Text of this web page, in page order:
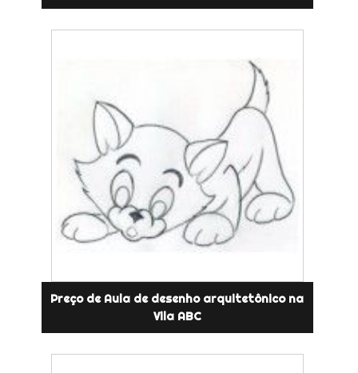
Preço de Aula de desenho arquitetônico na
Vila ABC